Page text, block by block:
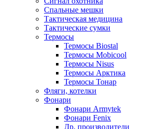
Спальные мешки
Тактическая медицина
Тактические сумки
Термосы
Термосы Biostal
Термосы Mobicool
Термосы Nisus
Термосы Арктика
Термосы Тонар
Фляги, котелки
Фонари
Фонари Armytek
Фонари Fenix
Др. производители